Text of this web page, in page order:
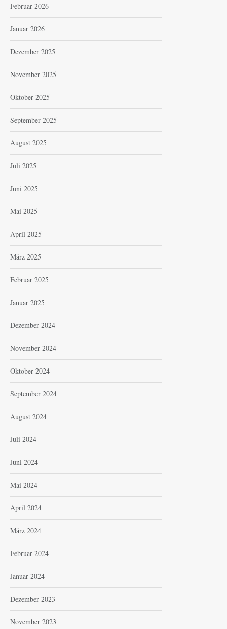
Februar 2026
Januar 2026
Dezember 2025
November 2025
Oktober 2025
September 2025
August 2025
Juli 2025
Juni 2025
Mai 2025
April 2025
März 2025
Februar 2025
Januar 2025
Dezember 2024
November 2024
Oktober 2024
September 2024
August 2024
Juli 2024
Juni 2024
Mai 2024
April 2024
März 2024
Februar 2024
Januar 2024
Dezember 2023
November 2023